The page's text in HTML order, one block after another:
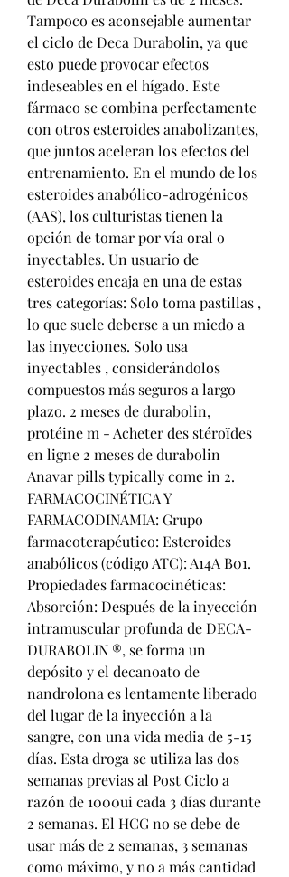
Tampoco es aconsejable aumentar
el ciclo de Deca Durabolin, ya que
esto puede provocar efectos
indeseables en el hígado. Este
fármaco se combina perfectamente
con otros esteroides anabolizantes,
que juntos aceleran los efectos del
entrenamiento. En el mundo de los
esteroides anabólico-adrogénicos
(AAS), los culturistas tienen la
opción de tomar por vía oral o
inyectables. Un usuario de
esteroides encaja en una de estas
tres categorías: Solo toma pastillas ,
lo que suele deberse a un miedo a
las inyecciones. Solo usa
inyectables , considerándolos
compuestos más seguros a largo
plazo. 2 meses de durabolin,
protéine m - Acheter des stéroïdes
en ligne 2 meses de durabolin
Anavar pills typically come in 2.
FARMACOCINÉTICA Y
FARMACODINAMIA: Grupo
farmacoterapéutico: Esteroides
anabólicos (código ATC): A14A B01.
Propiedades farmacocinéticas:
Absorción: Después de la inyección
intramuscular profunda de DECA-
DURABOLIN ®, se forma un
depósito y el decanoato de
nandrolona es lentamente liberado
del lugar de la inyección a la
sangre, con una vida media de 5-15
días. Esta droga se utiliza las dos
semanas previas al Post Ciclo a
razón de 1000ui cada 3 días durante
2 semanas. El HCG no se debe de
usar más de 2 semanas, 3 semanas
como máximo, y no a más cantidad